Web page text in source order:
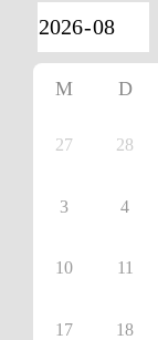
M D
27 28
3 4
10 11
17 18